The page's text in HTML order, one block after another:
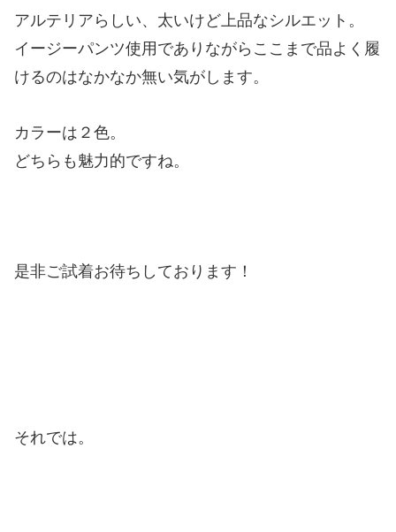
アルテリアらしい、太いけど上品なシルエット。
イージーパンツ使用でありながらここまで品よく履
けるのはなかなか無い気がします。
カラーは２色。
どちらも魅力的ですね。
是非ご試着お待ちしております！
それでは。